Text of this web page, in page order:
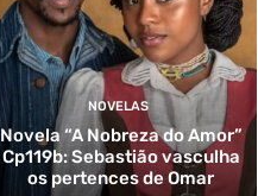
NOVELAS
Novela “A Nobreza do Amor”
Cp119b: Sebastião vasculha
os pertences de Omar